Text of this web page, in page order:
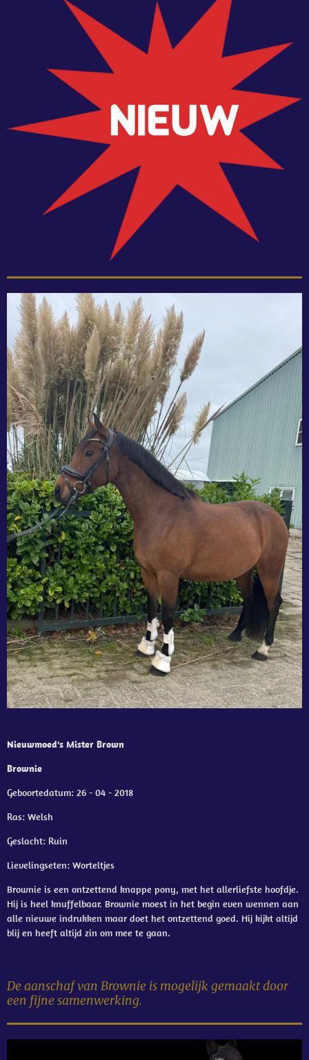
Nieuwmoed's Mister Brown
Brownie
Geboortedatum: 26 - 04 - 2018
Ras: Welsh
Geslacht: Ruin
Lievelingseten: Worteltjes
Brownie is een ontzettend knappe pony, met het allerliefste hoofdje.
Hij is heel knuffelbaar. Brownie moest in het begin even wennen aan
alle nieuwe indrukken maar doet het ontzettend goed. Hij kijkt altijd
blij en heeft altijd zin om mee te gaan.
De aanschaf van Brownie is mogelijk gemaakt door
een fijne samenwerking.